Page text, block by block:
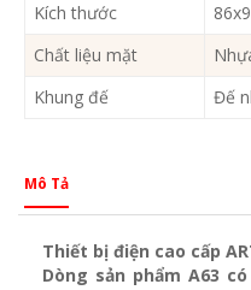
Kích thước
Chất liệu mặt
Khung đế
Đế
Mô Tả
Thiết bị điện cao cấp
Dòng sản phẩm A63